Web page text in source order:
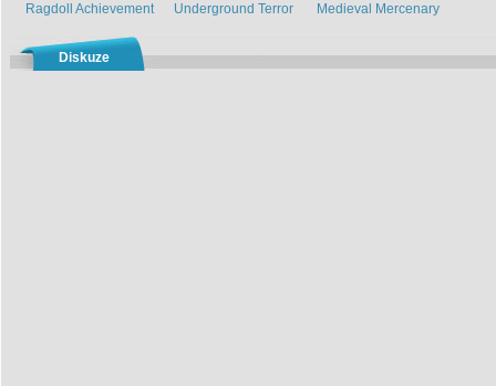
Ragdoll Achievement Underground Terror Medieval Mercenary
Diskuze